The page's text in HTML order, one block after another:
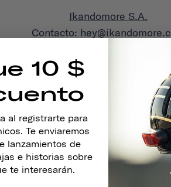
Ikandomore S.A.
Contacto:
Países Bajos,
Contacto: info@grofa.com
Conducción urbana
Contacto:
10 $
al registrarte para
Te enviaremos
lanzamientos de
e historias sobre
te interesarán.